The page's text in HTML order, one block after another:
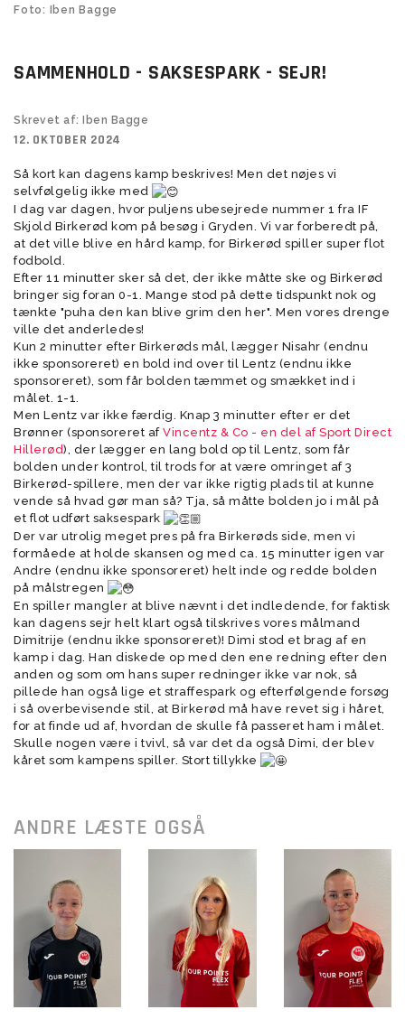
Foto: Iben Bagge
SAMMENHOLD - SAKSESPARK - SEJR!
Skrevet af: Iben Bagge
12. OKTOBER 2024
Så kort kan dagens kamp beskrives! Men det nøjes vi
selvfølgelig ikke med
I dag var dagen, hvor puljens ubesejrede nummer 1 fra IF
Skjold Birkerød kom på besøg i Gryden. Vi var forberedt på,
at det ville blive en hård kamp, for Birkerød spiller super flot
fodbold.
Efter 11 minutter sker så det, der ikke måtte ske og Birkerød
bringer sig foran 0-1. Mange stod på dette tidspunkt nok og
tænkte "puha den kan blive grim den her". Men vores drenge
ville det anderledes!
Kun 2 minutter efter Birkerøds mål, lægger Nisahr (endnu
ikke sponsoreret) en bold ind over til Lentz (endnu ikke
sponsoreret), som får bolden tæmmet og smækket ind i
målet. 1-1.
Men Lentz var ikke færdig. Knap 3 minutter efter er det
Brønner (sponsoreret af Vincentz & Co - en del af Sport Direct
Hillerød), der lægger en lang bold op til Lentz, som får
bolden under kontrol, til trods for at være omringet af 3
Birkerød-spillere, men der var ikke rigtig plads til at kunne
vende så hvad gør man så? Tja, så måtte bolden jo i mål på
et flot udført saksespark
Der var utrolig meget pres på fra Birkerøds side, men vi
formåede at holde skansen og med ca. 15 minutter igen var
Andre (endnu ikke sponsoreret) helt inde og redde bolden
på målstregen
En spiller mangler at blive nævnt i det indledende, for faktisk
kan dagens sejr helt klart også tilskrives vores målmand
Dimitrije (endnu ikke sponsoreret)! Dimi stod et brag af en
kamp i dag. Han diskede op med den ene redning efter den
anden og som om hans super redninger ikke var nok, så
pillede han også lige et straffespark og efterfølgende forsøg
i så overbevisende stil, at Birkerød må have revet sig i håret,
for at finde ud af, hvordan de skulle få passeret ham i målet.
Skulle nogen være i tvivl, så var det da også Dimi, der blev
kåret som kampens spiller. Stort tillykke
ANDRE LÆSTE OGSÅ